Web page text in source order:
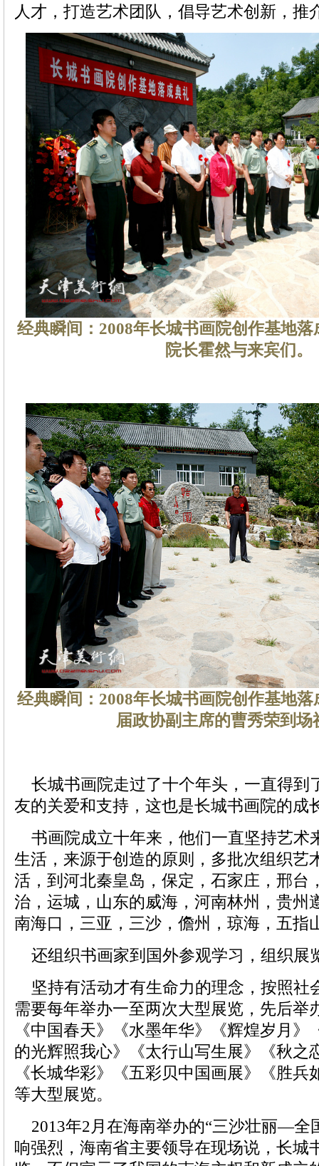
人才，打造艺术团队，倡导艺术创新，推
经典瞬间：2008年长城书画院创作基地
院长霍然与来宾们。
经典瞬间：2008年长城书画院创作基地
届政协副主席的曹秀荣到场
长城书画院走过了十个年头，一直得到
友的关爱和支持，这也是长城书画院的成
书画院成立十年来，他们一直坚持艺术
生活，来源于创造的原则，多批次组织艺
活，到河北秦皇岛，保定，石家庄，邢台
治，运城，山东的威海，河南林州，贵州
南海口，三亚，三沙，儋州，琼海，五指
还组织书画家到国外参观学习，组织展
坚持有活动才有生命力的理念，按照社
需要每年举办一至两次大型展览，先后举
《中国春天》《水墨年华》《辉煌岁月》
的光辉照我心》《太行山写生展》《秋之
《长城华彩》《五彩贝中国画展》《胜兵
等大型展览。
2013年2月在海南举办的“三沙壮丽—全
响强烈，海南省主要领导在现场说，长城